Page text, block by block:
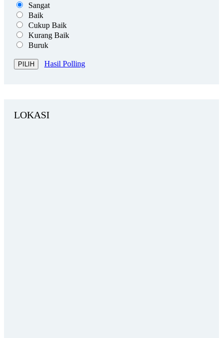
Sangat
Baik
Cukup Baik
Kurang Baik
Buruk
Hasil Polling
LOKASI